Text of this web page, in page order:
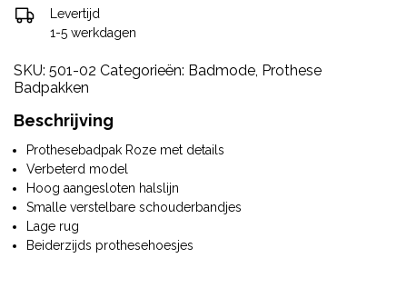
Levertijd
1-5 werkdagen
SKU: 501-02 Categorieën: Badmode, Prothese
Badpakken
Beschrijving
Prothesebadpak Roze met details
Verbeterd model
Hoog aangesloten halslijn
Smalle verstelbare schouderbandjes
Lage rug
Beiderzijds prothesehoesjes